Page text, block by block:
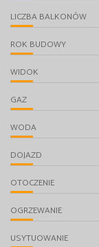
LICZBA BALKONÓW
ROK BUDOWY
WIDOK
GAZ
WODA
DOJAZD
OTOCZENIE
OGRZEWANIE
USYTUOWANIE